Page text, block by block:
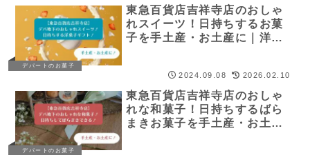
デパートのお菓子
東急百貨店吉祥寺店のおしゃ
れスイーツ！日持ちするお菓
子を手土産・お土産に｜洋菓
2024.09.08 2026.02.10
デパートのお菓子
東急百貨店吉祥寺店のおしゃ
れな和菓子！日持ちするばら
まきお菓子を手土産・お土産